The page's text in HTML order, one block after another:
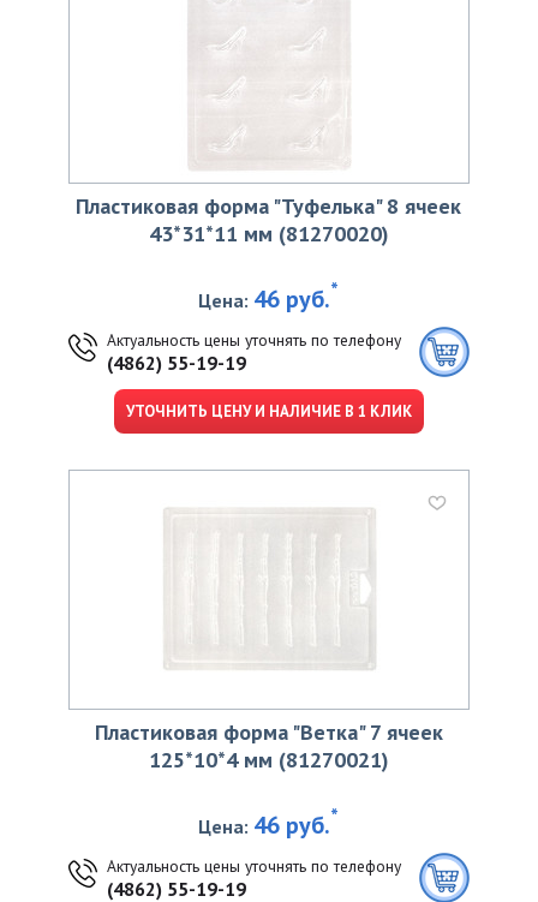
Пластиковая форма "Туфелька" 8 ячеек
43*31*11 мм (81270020)
Цена: 46 руб.*
Актуальность цены уточнять по телефону
(4862) 55-19-19
УТОЧНИТЬ ЦЕНУ И НАЛИЧИЕ В 1 КЛИК
Пластиковая форма "Ветка" 7 ячеек
125*10*4 мм (81270021)
Цена: 46 руб.*
Актуальность цены уточнять по телефону
(4862) 55-19-19